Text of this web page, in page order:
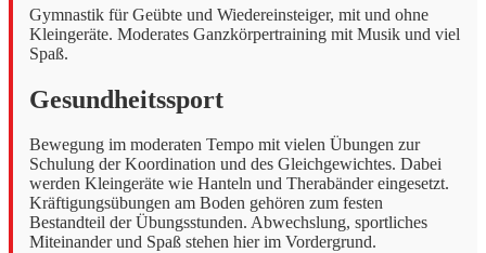
Gymnastik für Geübte und Wiedereinsteiger, mit und ohne
Kleingeräte. Moderates Ganzkörpertraining mit Musik und viel
Spaß.
Gesundheitssport
Bewegung im moderaten Tempo mit vielen Übungen zur
Schulung der Koordination und des Gleichgewichtes. Dabei
werden Kleingeräte wie Hanteln und Therabänder eingesetzt.
Kräftigungsübungen am Boden gehören zum festen
Bestandteil der Übungsstunden. Abwechslung, sportliches
Miteinander und Spaß stehen hier im Vordergrund.